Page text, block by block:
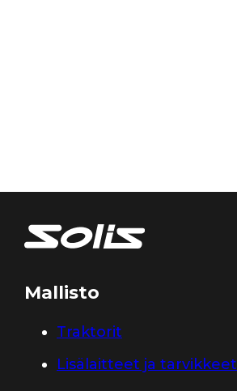
Mallisto
Traktorit
Lisälaitteet ja tarvikkeet